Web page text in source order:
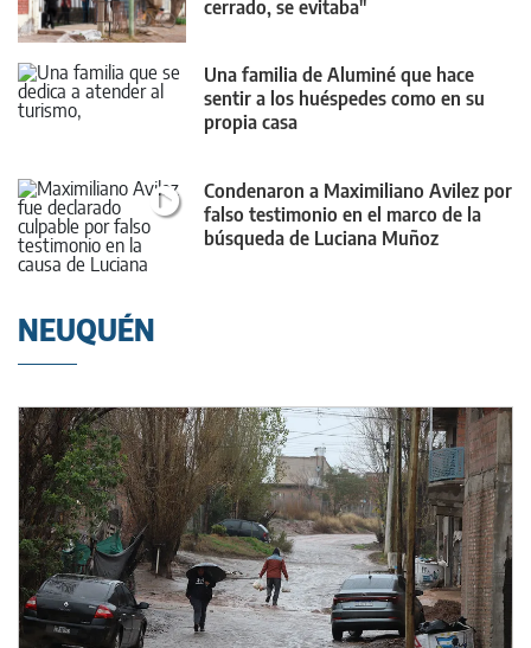
cerrado, se evitaba"
Una familia de Aluminé que hace
sentir a los huéspedes como en su
propia casa
Condenaron a Maximiliano Avilez por
falso testimonio en el marco de la
búsqueda de Luciana Muñoz
NEUQUÉN